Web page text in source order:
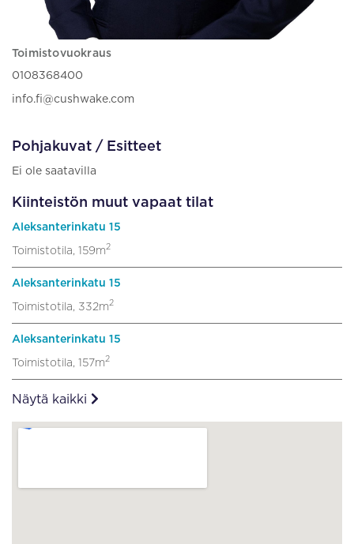
Toimistovuokraus
0108368400
info.fi@cushwake.com
Pohjakuvat / Esitteet
Ei ole saatavilla
Kiinteistön muut vapaat tilat
Aleksanterinkatu 15
Toimistotila, 159m2
Aleksanterinkatu 15
Toimistotila, 332m2
Aleksanterinkatu 15
Toimistotila, 157m2
Näytä kaikki